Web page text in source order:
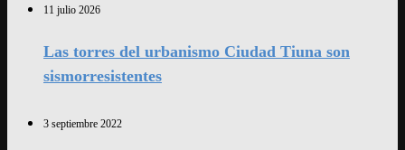
11 julio 2026
Las torres del urbanismo Ciudad Tiuna son
sismorresistentes
3 septiembre 2022